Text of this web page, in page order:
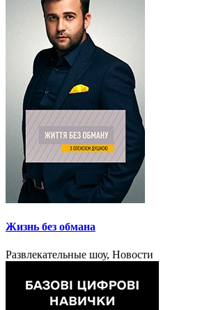
Жизнь без обмана
Развлекательные шоу, Новости